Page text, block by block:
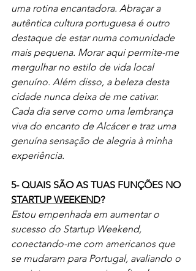
uma rotina encantadora. Abraçar a
autêntica cultura portuguesa é outro
destaque de estar numa comunidade
mais pequena. Morar aqui permite-me
mergulhar no estilo de vida local
genuíno. Além disso, a beleza desta
cidade nunca deixa de me cativar.
Cada dia serve como uma lembrança
viva do encanto de Alcácer e traz uma
genuína sensação de alegria à minha
experiência.
5- QUAIS SÃO AS TUAS FUNÇÕES NO
STARTUP WEEKEND?
Estou empenhada em aumentar o
sucesso do Startup Weekend,
conectando-me com americanos que
se mudaram para Portugal, avaliando o